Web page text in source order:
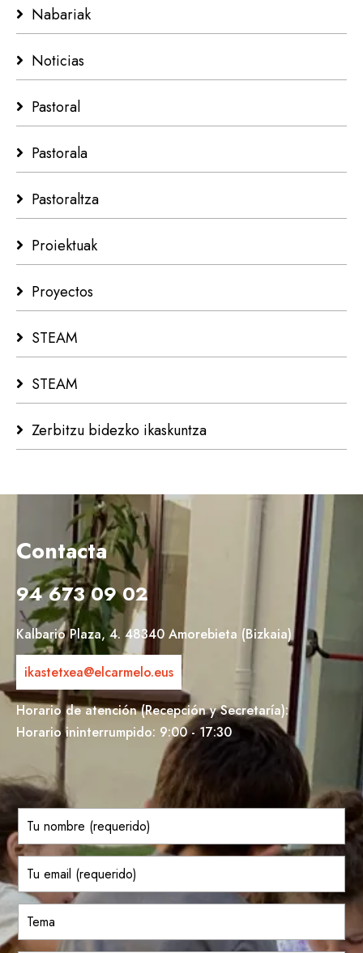
Nabariak
Noticias
Pastoral
Pastorala
Pastoraltza
Proiektuak
Proyectos
STEAM
STEAM
Zerbitzu bidezko ikaskuntza
Contacta
94 673 09 02
Kalbario Plaza, 4. 48340 Amorebieta (Bizkaia)
ikastetxea@elcarmelo.eus
Horario de atención (Recepción y Secretaría):
Horario ininterrumpido: 9:00 - 17:30